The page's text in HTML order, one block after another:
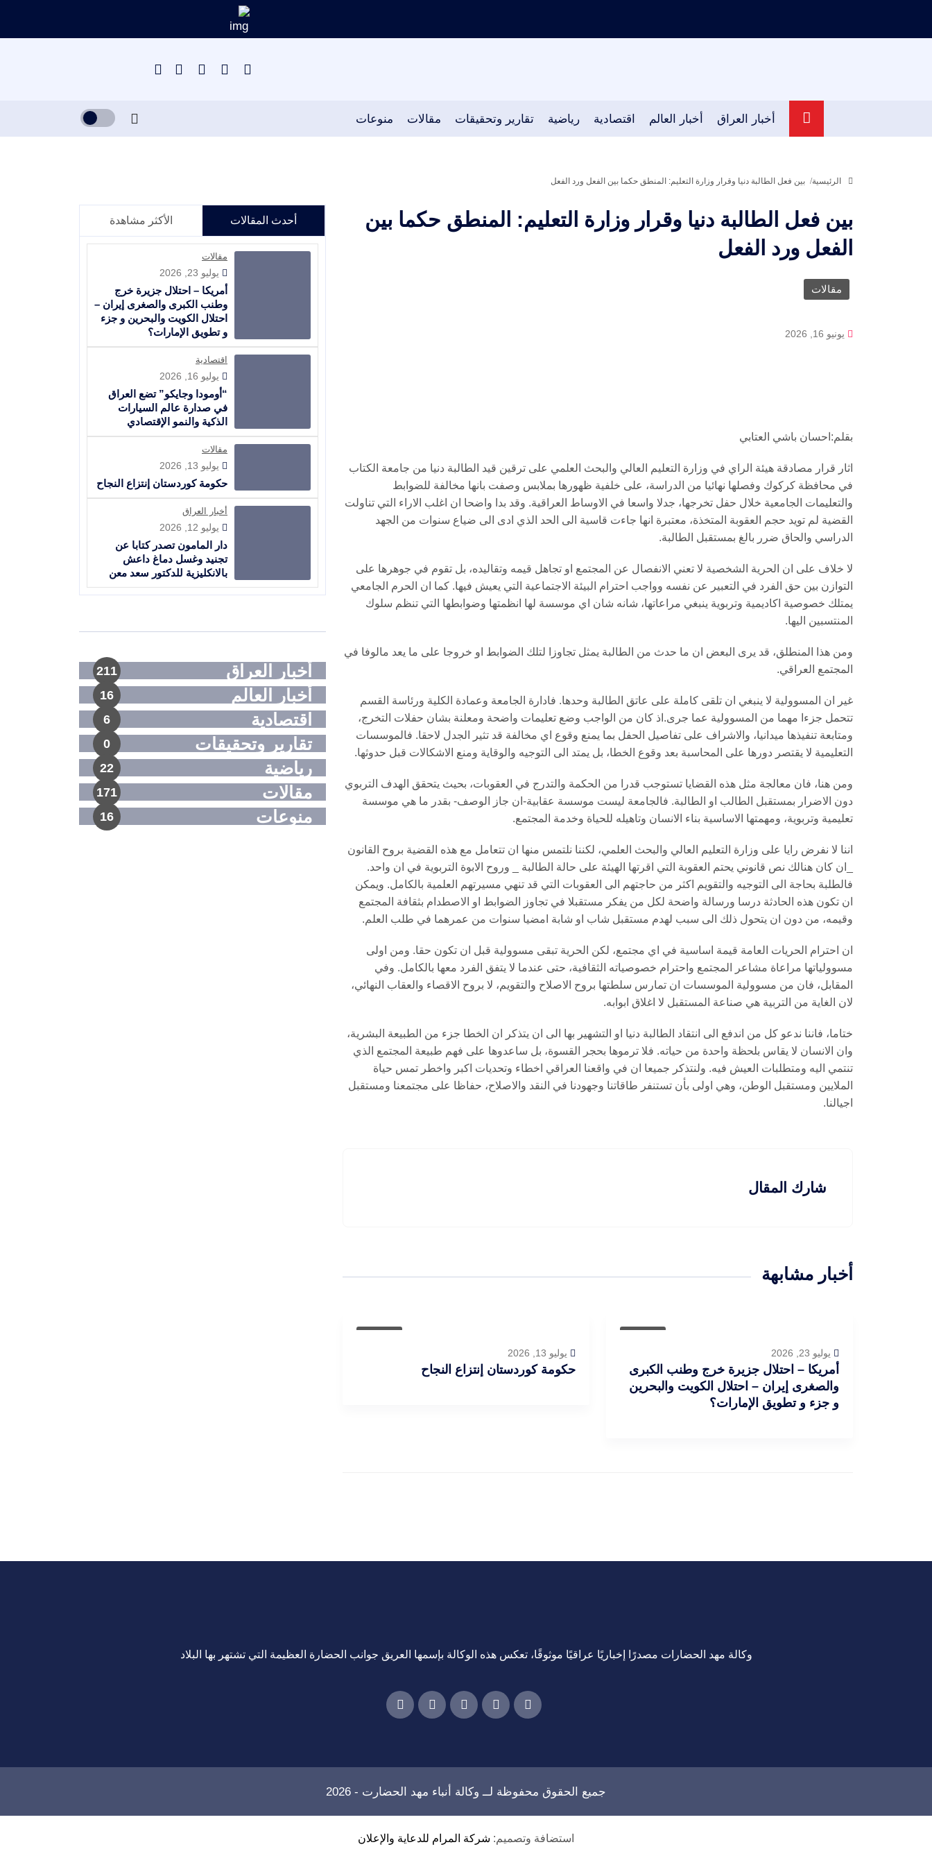
أخبار العراق أخبار العالم اقتصادية رياضية تقارير وتحقيقات مقالات منوعات
الرئيسية بين فعل الطالبة دنيا وقرار وزارة التعليم: المنطق حكما بين الفعل ورد الفعل
بين فعل الطالبة دنيا وقرار وزارة التعليم: المنطق حكما بين
الفعل ورد الفعل
مقالات
يونيو 16, 2026
بقلم:احسان باشي العتابي
اثار قرار مصادقة هيئة الراي في وزارة التعليم العالي والبحث العلمي على ترقين قيد الطالبة دنيا من جامعة الكتاب
في محافظة كركوك وفصلها نهائيا من الدراسة، على خلفية ظهورها بملابس وصفت بانها مخالفة للضوابط
والتعليمات الجامعية خلال حفل تخرجها، جدلا واسعا في الاوساط العراقية. وقد بدا واضحا ان اغلب الاراء التي تناولت
القضية لم تويد حجم العقوبة المتخذة، معتبرة انها جاءت قاسية الى الحد الذي ادى الى ضياع سنوات من الجهد
الدراسي والحاق ضرر بالغ بمستقبل الطالبة.
لا خلاف على ان الحرية الشخصية لا تعني الانفصال عن المجتمع او تجاهل قيمه وتقاليده، بل تقوم في جوهرها على
التوازن بين حق الفرد في التعبير عن نفسه وواجب احترام البيئة الاجتماعية التي يعيش فيها. كما ان الحرم الجامعي
يمتلك خصوصية اكاديمية وتربوية ينبغي مراعاتها، شانه شان اي موسسة لها انظمتها وضوابطها التي تنظم سلوك
المنتسبين اليها.
ومن هذا المنطلق، قد يرى البعض ان ما حدث من الطالبة يمثل تجاوزا لتلك الضوابط او خروجا على ما يعد مالوفا في
المجتمع العراقي.
غير ان المسوولية لا ينبغي ان تلقى كاملة على عاتق الطالبة وحدها. فادارة الجامعة وعمادة الكلية ورئاسة القسم
تتحمل جزءا مهما من المسوولية عما جرى.اذ كان من الواجب وضع تعليمات واضحة ومعلنة بشان حفلات التخرج،
ومتابعة تنفيذها ميدانيا، والاشراف على تفاصيل الحفل بما يمنع وقوع اي مخالفة قد تثير الجدل لاحقا. فالموسسات
التعليمية لا يقتصر دورها على المحاسبة بعد وقوع الخطا، بل يمتد الى التوجيه والوقاية ومنع الاشكالات قبل حدوثها.
ومن هنا، فان معالجة مثل هذه القضايا تستوجب قدرا من الحكمة والتدرج في العقوبات، بحيث يتحقق الهدف التربوي
دون الاضرار بمستقبل الطالب او الطالبة. فالجامعة ليست موسسة عقابية-ان جاز الوصف- بقدر ما هي موسسة
تعليمية وتربوية، ومهمتها الاساسية بناء الانسان وتاهيله للحياة وخدمة المجتمع.
اننا لا نفرض رايا على وزارة التعليم العالي والبحث العلمي، لكننا نلتمس منها ان تتعامل مع هذه القضية بروح القانون
_ان كان هنالك نص قانوني يحتم العقوبة التي اقرتها الهيئة على حالة الطالبة _ وروح الابوة التربوية في ان واحد.
فالطلبة بحاجة الى التوجيه والتقويم اكثر من حاجتهم الى العقوبات التي قد تنهي مسيرتهم العلمية بالكامل. ويمكن
ان تكون هذه الحادثة درسا ورسالة واضحة لكل من يفكر مستقبلا في تجاوز الضوابط او الاصطدام بثقافة المجتمع
وقيمه، من دون ان يتحول ذلك الى سبب لهدم مستقبل شاب او شابة امضيا سنوات من عمرهما في طلب العلم.
ان احترام الحريات العامة قيمة اساسية في اي مجتمع، لكن الحرية تبقى مسوولية قبل ان تكون حقا. ومن اولى
مسوولياتها مراعاة مشاعر المجتمع واحترام خصوصياته الثقافية، حتى عندما لا يتفق الفرد معها بالكامل. وفي
المقابل، فان من مسوولية الموسسات ان تمارس سلطتها بروح الاصلاح والتقويم، لا بروح الاقصاء والعقاب النهائي،
لان الغاية من التربية هي صناعة المستقبل لا اغلاق ابوابه.
ختاما، فاننا ندعو كل من اندفع الى انتقاد الطالبة دنيا او التشهير بها الى ان يتذكر ان الخطا جزء من الطبيعة البشرية،
وان الانسان لا يقاس بلحظة واحدة من حياته. فلا ترموها بحجر القسوة، بل ساعدوها على فهم طبيعة المجتمع الذي
تنتمي اليه ومتطلبات العيش فيه. ولنتذكر جميعا ان في واقعنا العراقي اخطاء وتحديات اكبر واخطر تمس حياة
الملايين ومستقبل الوطن، وهي اولى بأن تستنفر طاقاتنا وجهودنا في النقد والاصلاح، حفاظا على مجتمعنا ومستقبل
اجيالنا.
شارك المقال
أخبار مشابهة
يوليو 23, 2026
أمريكا – احتلال جزيرة خرج وطنب الكبرى
والصغرى إيران – احتلال الكويت والبحرين
و جزء و تطويق الإمارات؟
يوليو 13, 2026
حكومة كوردستان إنتزاع النجاح
أحدث المقالات الأكثر مشاهدة
مقالات
يوليو 23, 2026
أمريكا – احتلال جزيرة خرج
وطنب الكبرى والصغرى إيران –
احتلال الكويت والبحرين و جزء
و تطويق الإمارات؟
اقتصادية
يوليو 16, 2026
“أومودا وجايكو” تضع العراق
في صدارة عالم السيارات
الذكية والنمو الإقتصادي
مقالات
يوليو 13, 2026
حكومة كوردستان إنتزاع النجاح
أخبار العراق
يوليو 12, 2026
دار المامون تصدر كتابا عن
تجنيد وغسل دماغ داعش
بالانكليزية للدكتور سعد معن
أخبار العراق 211
أخبار العالم 16
اقتصادية 6
تقارير وتحقيقات 0
رياضية 22
مقالات 171
منوعات 16
وكالة مهد الحضارات مصدرًا إخباريًا عراقيًا موثوقًا، تعكس هذه الوكالة بإسمها العريق جوانب الحضارة العظيمة التي تشتهر بها البلاد
جميع الحقوق محفوظة لــ وكالة أنباء مهد الحضارت - 2026
استضافة وتصميم: شركة المرام للدعاية والإعلان